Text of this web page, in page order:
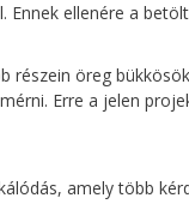
Ennek ellenére a
részein öreg
Erre a jelen
amely több